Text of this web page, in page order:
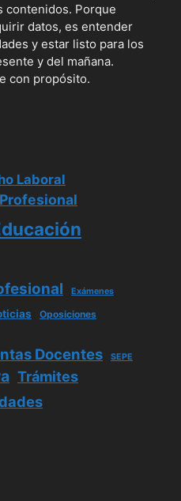
contenidos. Porque
datos, es entender
y estar listo para los
y del mañana.
con propósito.
Laboral
Exámenes
Oposiciones
Docentes SEPE
Trámites